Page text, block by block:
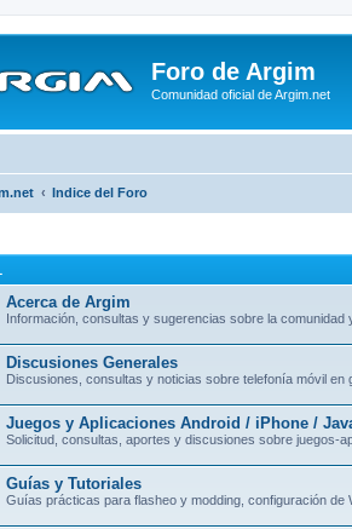
Foro de Argim
Comunidad oficial de Argim.net
Indice del Foro
Acerca de Argim
Información, consultas y sugerencias sobre la comunidad
Discusiones Generales
Discusiones, consultas y noticias sobre telefonía móvil en
Juegos y Aplicaciones Android / iPhone /
Solicitud, consultas, aportes y discusiones sobre juegos-
Guías y Tutoriales
Guí­as prácticas para flasheo y modding, configuración de